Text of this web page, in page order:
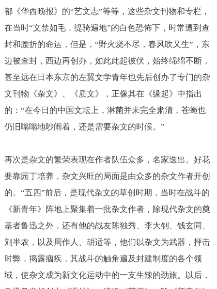
都《华西晚报》的“艺文志”等等，这些杂文刊物和专栏，
在当时“文禁如毛，缇骑遍地”的白色恐怖下，时常遭到查
封和腰折的命运，但是，“野火烧不尽，春风吹又生”，东
边被查封，西边再创办，如此此起彼伏，始终绵绵不断，
甚至远在日本东京的左翼文学青年也先后创办了专门的杂
文刊物《杂文》、《质文》，正像其在《缘起》中指出
的：“在今日的中国文坛上，淋菌并未完全肃清，苍蝇也
仍旧嗡嗡地吵闹着，还是需要杂文的时候。”
再次是杂文的繁荣表现在作者队伍众多，名家迭出。好花
要靠园丁培养，杂文兴旺的局面是由众多的杂文作者开创
的。“五四”前后，是现代杂文的草创时期，当时在战斗的
《新青年》阵地上聚集着一批杂文作者，除现代杂文的奠
基者鲁迅之外，还有他的战友陈独秀、李大钊、钱玄同、
刘半农，以及周作人、胡适等，他们以杂文为武器，抨击
时弊，揭露痼疾，其战斗的触角遍及封建制度的各个领
域，使杂文成为新文化运动中的一支生辣的劲旅。以后，